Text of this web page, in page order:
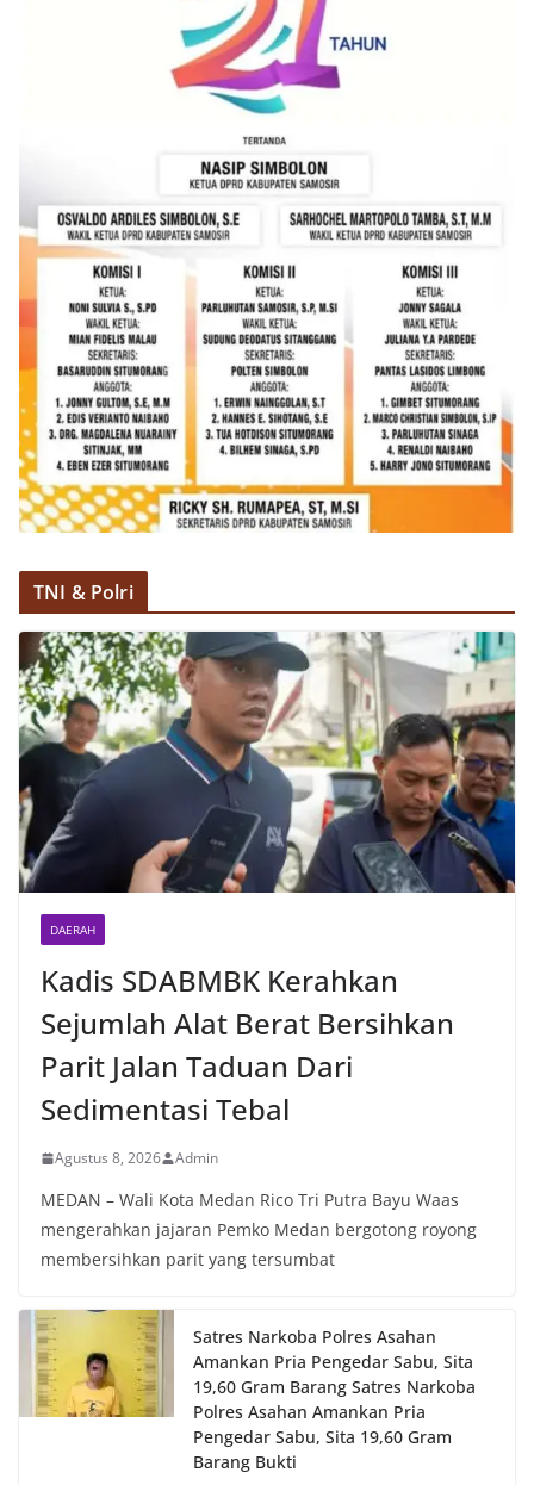
TNI & Polri
DAERAH
Kadis SDABMBK Kerahkan
Sejumlah Alat Berat Bersihkan
Parit Jalan Taduan Dari
Sedimentasi Tebal
Agustus 8, 2026 Admin
MEDAN – Wali Kota Medan Rico Tri Putra Bayu Waas
mengerahkan jajaran Pemko Medan bergotong royong
membersihkan parit yang tersumbat
Satres Narkoba Polres Asahan
Amankan Pria Pengedar Sabu, Sita
19,60 Gram Barang Satres Narkoba
Polres Asahan Amankan Pria
Pengedar Sabu, Sita 19,60 Gram
Barang Bukti